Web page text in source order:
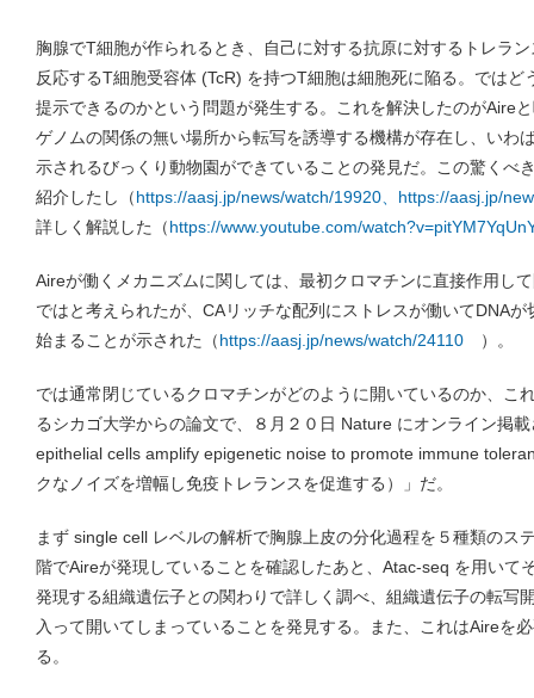
胸腺でT細胞が作られるとき、自己に対する抗原に対するトレラ
反応するT細胞受容体 (TcR) を持つT細胞は細胞死に陥る。では
提示できるのかという問題が発生する。これを解決したのがAire
ゲノムの関係の無い場所から転写を誘導する機構が存在し、いわ
示されるびっくり動物園ができていることの発見だ。この驚くべ
紹介したし（https://aasj.jp/news/watch/19920、https://aasj.jp/
詳しく解説した（https://www.youtube.com/
Aireが働くメカニズムに関しては、最初クロマチンに直接作用し
ではと考えられたが、CAリッチな配列にストレスが働いてDNA
始まることが示された（https://aasj.jp/news/watch/24110 ）。
では通常閉じているクロマチンがどのように開いているのか、こ
るシカゴ大学からの論文で、８月２０日 Nature にオンライン掲
epithelial cells amplify epigenetic noise to promote immune
クなノイズを増幅し免疫トレランスを促進する）」だ。
まず single cell レベルの解析で胸腺上皮の分化過程を５種類のス
階でAireが発現していることを確認したあと、Atac-seq を用いて
発現する組織遺伝子との関わりで詳しく調べ、組織遺伝子の転写
入って開いてしまっていることを発見する。また、これはAireを
る。